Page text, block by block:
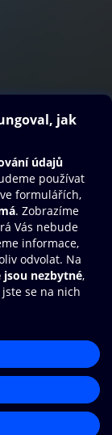
e-knihy a
pohodlněji.